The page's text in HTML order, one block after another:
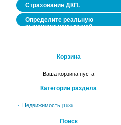
Страхование ДКП.
Определите реальную
рыночную цену вашей
Корзина
Ваша корзина пуста
Категории раздела
Недвижимость [1636]
Поиск